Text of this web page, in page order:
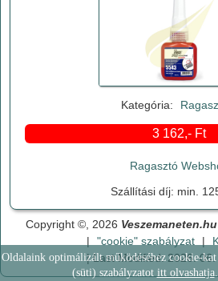
Kategória:
3 162,- Ft
Ragasztó
Szállítási díj: min.
Oldalaink optimálizált működéséhez cookie-
(süti) szabályzatot itt olvashatja
Copyright ©, 2026 Veszemaneten.hu
|
"cookie" szabályzat |
| Last Modified: 2026.